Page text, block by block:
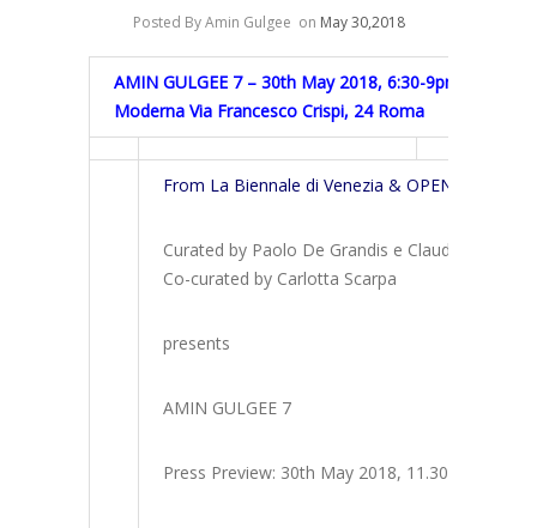
Posted By Amin Gulgee on May 30,2018
AMIN GULGEE 7 – 30th May 2018, 6:30-9pm – GAM –
Moderna Via Francesco Crispi, 24 Roma
From La Biennale di Venezia & OPEN to
Curated by Paolo De Grandis e Claudio
Co-curated by Carlotta Scarpa
presents
AMIN GULGEE 7
Press Preview: 30th May 2018, 11.30am